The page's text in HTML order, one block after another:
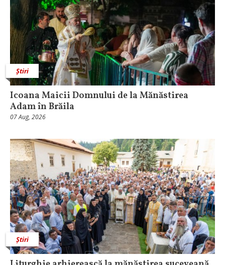
Știri
Icoana Maicii Domnului de la Mănăstirea
Adam în Brăila
07 Aug, 2026
Știri